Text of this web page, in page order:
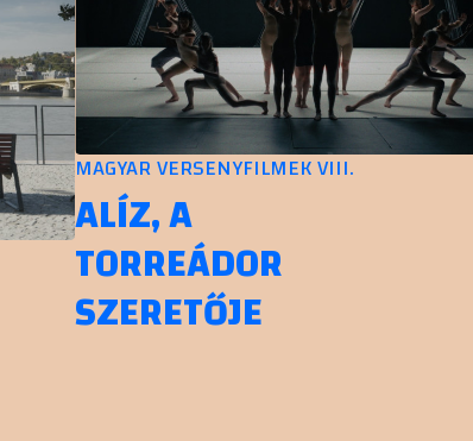
MAGYAR VERSENYFILMEK VIII.
ALÍZ, A
TORREÁDOR
SZERETŐJE